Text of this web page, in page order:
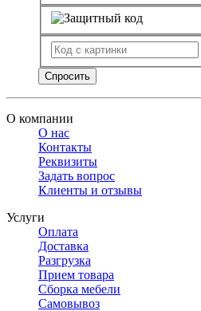
Спросить
О компании
О нас
Контакты
Реквизиты
Задать вопрос
Клиенты и отзывы
Услуги
Оплата
Доставка
Разгрузка
Прием товара
Сборка мебели
Самовывоз